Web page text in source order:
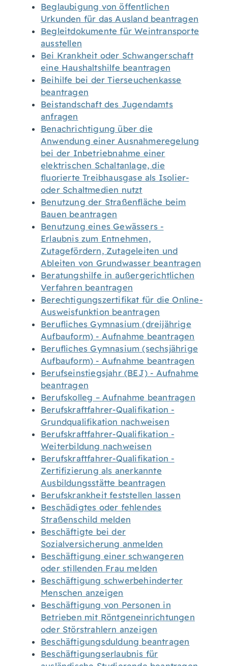
Beglaubigung von öffentlichen
Urkunden für das Ausland beantragen
Begleitdokumente für Weintransporte
ausstellen
Bei Krankheit oder Schwangerschaft
eine Haushaltshilfe beantragen
Beihilfe bei der Tierseuchenkasse
beantragen
Beistandschaft des Jugendamts
anfragen
Benachrichtigung über die
Anwendung einer Ausnahmeregelung
bei der Inbetriebnahme einer
elektrischen Schaltanlage, die
fluorierte Treibhausgase als Isolier-
oder Schaltmedien nutzt
Benutzung der Straßenfläche beim
Bauen beantragen
Benutzung eines Gewässers -
Erlaubnis zum Entnehmen,
Zutagefördern, Zutageleiten und
Ableiten von Grundwasser beantragen
Beratungshilfe in außergerichtlichen
Verfahren beantragen
Berechtigungszertifikat für die Online-
Ausweisfunktion beantragen
Berufliches Gymnasium (dreijährige
Aufbauform) - Aufnahme beantragen
Berufliches Gymnasium (sechsjährige
Aufbauform) - Aufnahme beantragen
Berufseinstiegsjahr (BEJ) - Aufnahme
beantragen
Berufskolleg – Aufnahme beantragen
Berufskraftfahrer-Qualifikation -
Grundqualifikation nachweisen
Berufskraftfahrer-Qualifikation -
Weiterbildung nachweisen
Berufskraftfahrer-Qualifikation -
Zertifizierung als anerkannte
Ausbildungsstätte beantragen
Berufskrankheit feststellen lassen
Beschädigtes oder fehlendes
Straßenschild melden
Beschäftigte bei der
Sozialversicherung anmelden
Beschäftigung einer schwangeren
oder stillenden Frau melden
Beschäftigung schwerbehinderter
Menschen anzeigen
Beschäftigung von Personen in
Betrieben mit Röntgeneinrichtungen
oder Störstrahlern anzeigen
Beschäftigungsduldung beantragen
Beschäftigungserlaubnis für